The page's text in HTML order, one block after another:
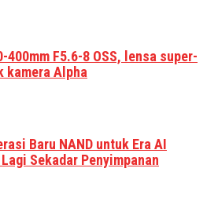
400mm F5.6-8 OSS, lensa super-
kamera Alpha
Baru NAND untuk Era AI
Sekadar Penyimpanan